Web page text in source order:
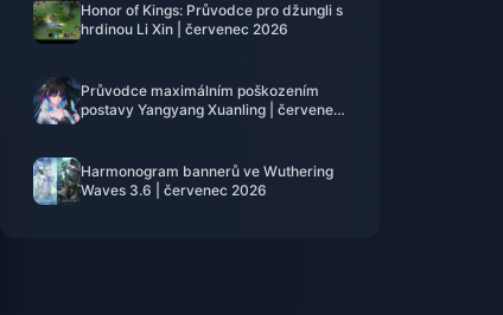
Honor of Kings: Průvodce pro džungli s
hrdinou Li Xin | červenec 2026
Průvodce maximálním poškozením
postavy Yangyang Xuanling | červenec
Harmonogram bannerů ve Wuthering
Waves 3.6 | červenec 2026